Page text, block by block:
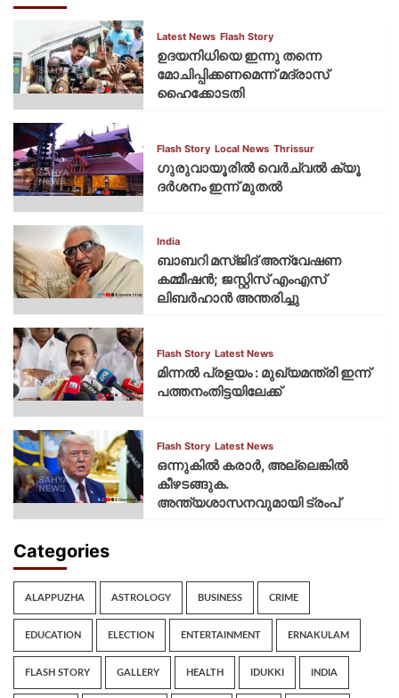
Latest News Flash Story
ഉദയനിധിയെ ഇന്നു തന്നെ
മോചിപ്പിക്കണമെന്ന് മദ്രാസ്
ഹൈക്കോടതി
Flash Story Local News Thrissur
ഗുരുവായൂരില്‍ വെര്‍ച്വല്‍ ക്യൂ
ദര്‍ശനം ഇന്ന് മുതല്‍
India
ബാബറി മസ്ജിദ് അന്വേഷണ
കമ്മീഷന്‍; ജസ്റ്റിസ് എംഎസ്
ലിബര്‍ഹാന്‍ അന്തരിച്ചു
Flash Story Latest News
മിന്നല്‍ പ്രളയം : മുഖ്യമന്ത്രി ഇന്ന്
പത്തനംതിട്ടയിലേക്ക്
Flash Story Latest News
ഒന്നുകില്‍ കരാര്‍, അല്ലെങ്കില്‍
കീഴടങ്ങുക.
അന്ത്യശാസനവുമായി ട്രംപ്
Categories
ALAPPUZHA ASTROLOGY BUSINESS CRIME
EDUCATION ELECTION ENTERTAINMENT ERNAKULAM
FLASH STORY GALLERY HEALTH IDUKKI INDIA